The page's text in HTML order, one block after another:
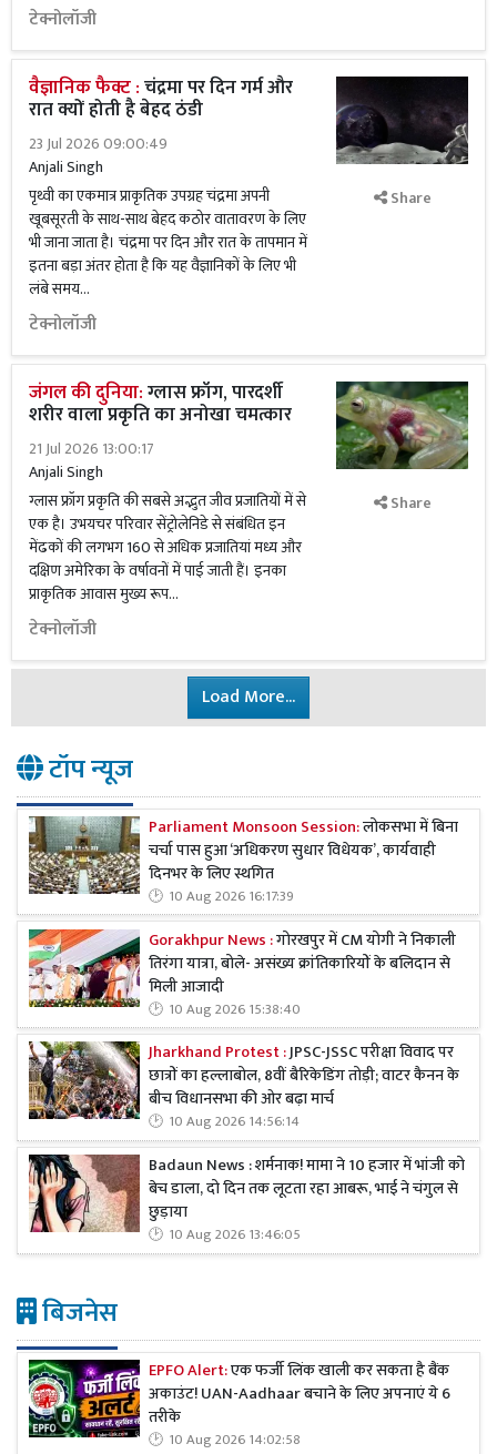
टेक्नोलॉजी
वैज्ञानिक फैक्ट :चंद्रमा पर दिन गर्म और
रात क्यों होती है बेहद ठंडी
23 Jul 2026 09:00:49
Anjali Singh
पृथ्वी का एकमात्र प्राकृतिक उपग्रह चंद्रमा अपनी
खूबसूरती के साथ-साथ बेहद कठोर वातावरण के लिए
भी जाना जाता है। चंद्रमा पर दिन और रात के तापमान में
इतना बड़ा अंतर होता है कि यह वैज्ञानिकों के लिए भी
लंबे समय...
टेक्नोलॉजी
Share
जंगल की दुनिया:ग्लास फ्रॉग, पारदर्शी
शरीर वाला प्रकृति का अनोखा चमत्कार
21 Jul 2026 13:00:17
Anjali Singh
ग्लास फ्रॉग प्रकृति की सबसे अद्भुत जीव प्रजातियों में से
एक है। उभयचर परिवार सेंट्रोलेनिडे से संबंधित इन
मेंढकों की लगभग 160 से अधिक प्रजातियां मध्य और
दक्षिण अमेरिका के वर्षावनों में पाई जाती हैं। इनका
प्राकृतिक आवास मुख्य रूप...
टेक्नोलॉजी
Share
Load More...
टॉप न्यूज
Parliament Monsoon Session:लोकसभा में बिना
चर्चा पास हुआ ‘अधिकरण सुधार विधेयक’, कार्यवाही
दिनभर के लिए स्थगित
10 Aug 2026 16:17:39
Gorakhpur News :गोरखपुर में CM योगी ने निकाली
तिरंगा यात्रा, बोले- असंख्य क्रांतिकारियों के बलिदान से
मिली आजादी
10 Aug 2026 15:38:40
Jharkhand Protest :JPSC-JSSC परीक्षा विवाद पर
छात्रों का हल्लाबोल, 8वीं बैरिकेडिंग तोड़ी; वाटर कैनन के
बीच विधानसभा की ओर बढ़ा मार्च
10 Aug 2026 14:56:14
Badaun News : शर्मनाक! मामा ने 10 हजार में भांजी को
बेच डाला, दो दिन तक लूटता रहा आबरू, भाई ने चंगुल से
छुड़ाया
10 Aug 2026 13:46:05
बिजनेस
EPFO Alert:एक फर्जी लिंक खाली कर सकता है बैंक
अकाउंट! UAN-Aadhaar बचाने के लिए अपनाएं ये 6
तरीके
10 Aug 2026 14:02:58